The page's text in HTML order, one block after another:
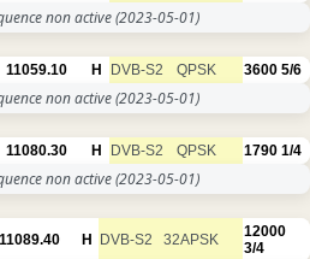
non active(2023-05-01)
11059.10 H DVB-S2 QPSK 3600 5/6
non active(2023-05-01)
11080.30 H DVB-S2 QPSK 1790 1/4
non active(2023-05-01)
11089.40 H DVB-S2 32APSK
12000
3/4